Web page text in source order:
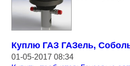
Куплю ГАЗ ГАЗель,
01-05-2017 08:34